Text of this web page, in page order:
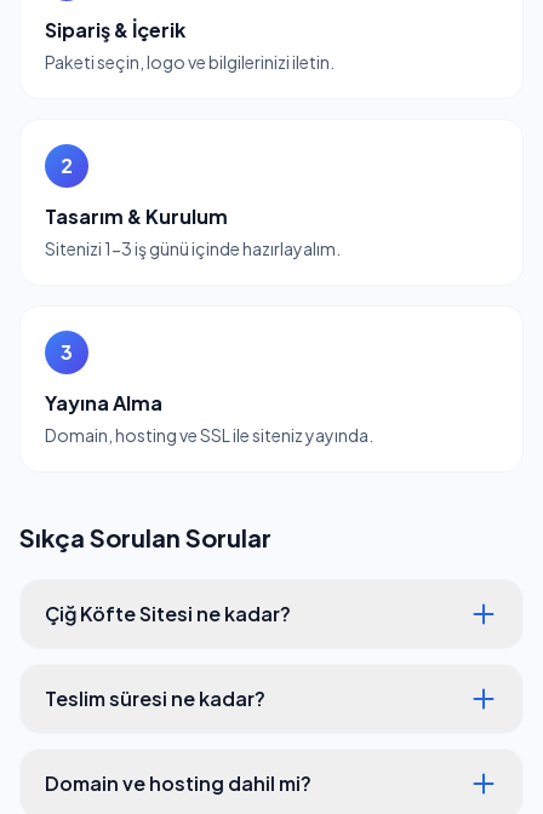
Sipariş & İçerik
Paketi seçin, logo ve bilgilerinizi iletin.
2
Tasarım & Kurulum
Sitenizi 1-3 iş günü içinde hazırlayalım.
3
Yayına Alma
Domain, hosting ve SSL ile siteniz yayında.
Sıkça Sorulan Sorular
Çiğ Köfte Sitesi ne kadar?
Teslim süresi ne kadar?
Domain ve hosting dahil mi?